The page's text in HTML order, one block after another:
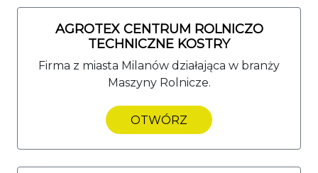
AGROTEX CENTRUM ROLNICZO
TECHNICZNE KOSTRY
Firma z miasta Milanów działająca w branży
Maszyny Rolnicze.
OTWÓRZ